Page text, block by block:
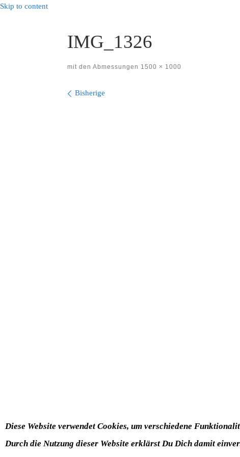
Skip to content
IMG_1326
mit den Abmessungen 1500 × 1000
Bilder Navigation
Bisherige
Diese Website verwendet Cookies, um verschiedene
Durch die Nutzung dieser Website erklärst Du Dich damit